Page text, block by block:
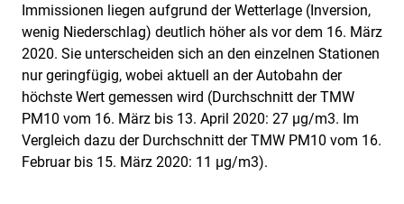
Immissionen liegen aufgrund der Wetterlage (Inversion,
wenig Niederschlag) deutlich höher als vor dem 16. März
2020. Sie unterscheiden sich an den einzelnen Stationen
nur geringfügig, wobei aktuell an der Autobahn der
höchste Wert gemessen wird (Durchschnitt der TMW
PM10 vom 16. März bis 13. April 2020: 27 µg/m3. Im
Vergleich dazu der Durchschnitt der TMW PM10 vom 16.
Februar bis 15. März 2020: 11 µg/m3).